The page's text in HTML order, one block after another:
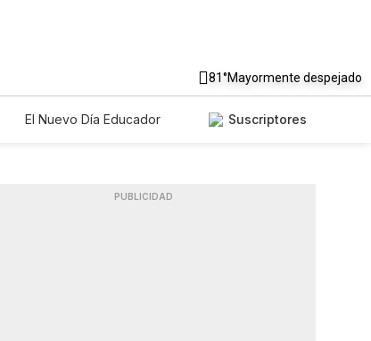
81°Mayormente despejado
El Nuevo Día Educador
Suscriptores
PUBLICIDAD